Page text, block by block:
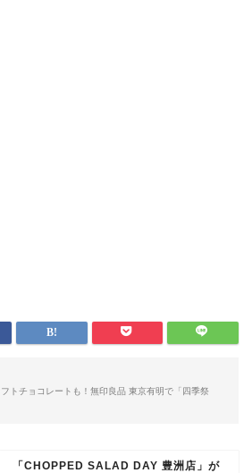
トチョコレートも！無印良品 東京有明で「四季祭
「CHOPPED SALAD DAY 豊洲店」が